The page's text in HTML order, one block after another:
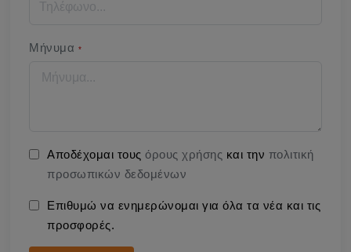
Μήνυμα *
Αποδέχομαι τουςόρους χρήσης και την πολιτική
προσωπικών δεδομένων
Επιθυμώ να ενημερώνομαι για όλα τα νέα και τις
προσφορές.